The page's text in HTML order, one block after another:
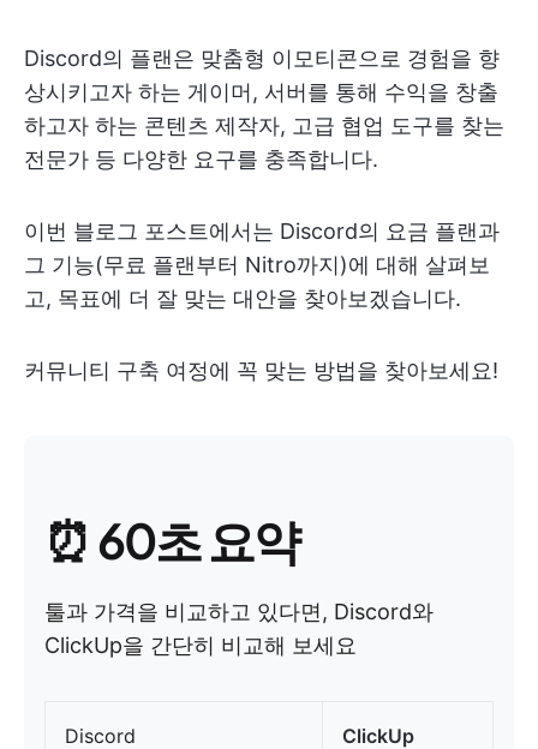
Discord의 플랜은 맞춤형 이모티콘으로 경험을 향
상시키고자 하는 게이머, 서버를 통해 수익을 창출
하고자 하는 콘텐츠 제작자, 고급 협업 도구를 찾는
전문가 등 다양한 요구를 충족합니다.
이번 블로그 포스트에서는 Discord의 요금 플랜과
그 기능(무료 플랜부터 Nitro까지)에 대해 살펴보
고, 목표에 더 잘 맞는 대안을 찾아보겠습니다.
커뮤니티 구축 여정에 꼭 맞는 방법을 찾아보세요!
⏰ 60초 요약
툴과 가격을 비교하고 있다면, Discord와
ClickUp을 간단히 비교해 보세요
Discord ClickUp